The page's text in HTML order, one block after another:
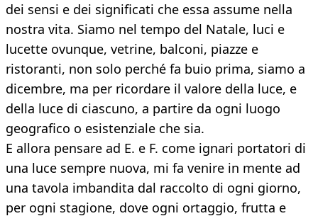
dei sensi e dei significati che essa assume nella
nostra vita. Siamo nel tempo del Natale, luci e
lucette ovunque, vetrine, balconi, piazze e
ristoranti, non solo perché fa buio prima, siamo a
dicembre, ma per ricordare il valore della luce, e
della luce di ciascuno, a partire da ogni luogo
geografico o esistenziale che sia.
E allora pensare ad E. e F. come ignari portatori di
una luce sempre nuova, mi fa venire in mente ad
una tavola imbandita dal raccolto di ogni giorno,
per ogni stagione, dove ogni ortaggio, frutta e